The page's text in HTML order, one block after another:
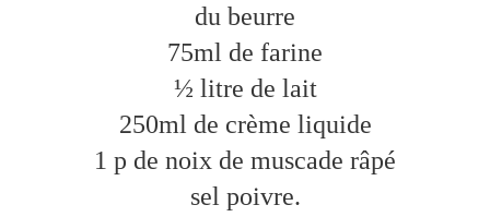
du beurre
75ml de farine
½ litre de lait
250ml de crème liquide
1 p de noix de muscade râpé
sel poivre.